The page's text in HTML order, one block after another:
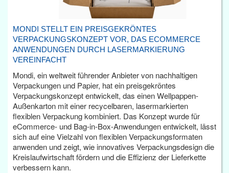
MONDI STELLT EIN PREISGEKRÖNTES
VERPACKUNGSKONZEPT VOR, DAS ECOMMERCE
ANWENDUNGEN DURCH LASERMARKIERUNG
VEREINFACHT
Mondi, ein weltweit führender Anbieter von nachhaltigen
Verpackungen und Papier, hat ein preisgekröntes
Verpackungskonzept entwickelt, das einen Wellpappen-
Außenkarton mit einer recycelbaren, lasermarkierten
flexiblen Verpackung kombiniert. Das Konzept wurde für
eCommerce- und Bag-in-Box-Anwendungen entwickelt, lässt
sich auf eine Vielzahl von flexiblen Verpackungsformaten
anwenden und zeigt, wie innovatives Verpackungsdesign die
Kreislaufwirtschaft fördern und die Effizienz der Lieferkette
verbessern kann.